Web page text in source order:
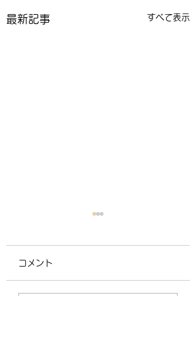
最新記事 すべて表示
コメント